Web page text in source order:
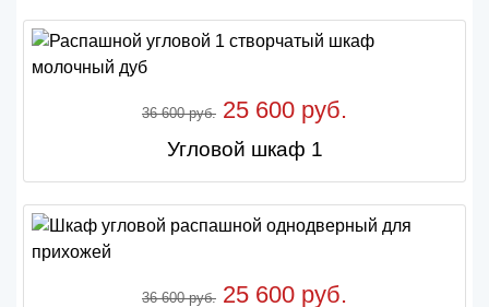
36 600 руб. 25 600 руб.
Угловой шкаф 1
36 600 руб. 25 600 руб.